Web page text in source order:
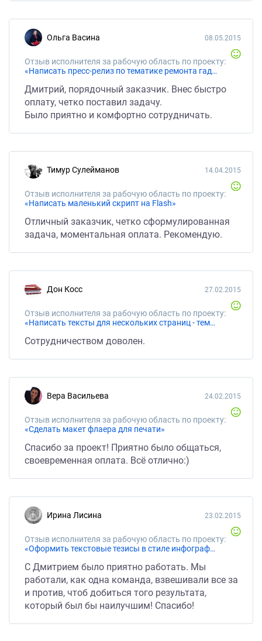
Ольга Васина
Отзыв исполнителя за рабочую область по проекту:
«Написать пресс-релиз по тематике ремонта гаджетов.»
08.05.2015
Дмитрий, порядочный заказчик. Внес быстро
оплату, четко поставил задачу.
Было приятно и комфортно сотрудничать.
Тимур Сулейманов
Отзыв исполнителя за рабочую область по проекту:
«Написать маленький скрипт на Flash»
14.04.2015
Отличный заказчик, четко сформулированная
задача, моментальная оплата. Рекомендую.
Дон Косс
Отзыв исполнителя за рабочую область по проекту:
«Написать тексты для нескольких страниц - тематика ремонт гаджетов»
27.02.2015
Сотрудничеством доволен.
Вера Васильева
Отзыв исполнителя за рабочую область по проекту:
«Сделать макет флаера для печати»
24.02.2015
Спасибо за проект! Приятно было общаться,
своевременная оплата. Всё отлично:)
Ирина Лисина
Отзыв исполнителя за рабочую область по проекту:
«Оформить текстовые тезисы в стиле инфографики»
23.02.2015
С Дмитрием было приятно работать. Мы
работали, как одна команда, взвешивали все за
и против, чтоб добиться того результата,
который был бы наилучшим! Спасибо!